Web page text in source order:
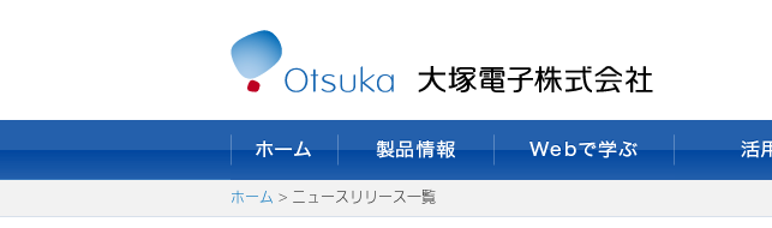
ホーム > ニュースリリース一覧